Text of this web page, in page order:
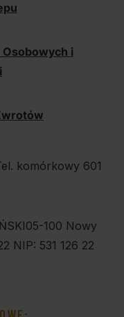
i
komórkowy 601
05-100 Nowy
NIP: 531 126 22